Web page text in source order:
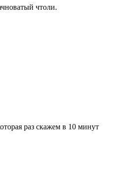
чтоли.
раз скажем в 10 минут